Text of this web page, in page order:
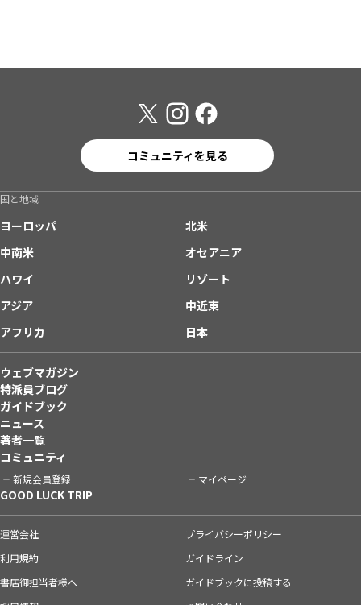
コミュニティを見る
国と地域
ヨーロッパ
北米
中南米
オセアニア
ハワイ
リゾート
アジア
中近東
アフリカ
日本
ウェブマガジン
特派員ブログ
ガイドブック
ニュース
著者一覧
コミュニティ
新規会員登録 マイページ
GOOD LUCK TRIP
運営会社
プライバシーポリシー
利用規約
ガイドライン
書店御担当者様へ
ガイドブックに投稿する